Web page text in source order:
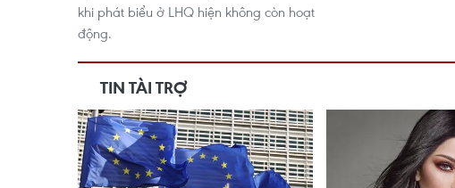
khi phát biểu ở LHQ hiện không còn hoạt
động.